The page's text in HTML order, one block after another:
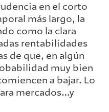
en el corto
más largo, la
como la clara
rentabilidades
de que, en algún
muy bien
a bajar. Lo
mercados…y